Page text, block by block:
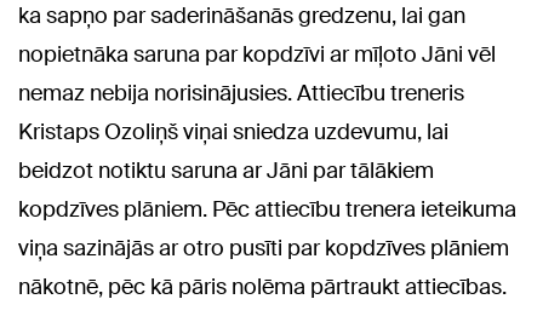
ka sapņo par saderināšanās gredzenu, lai gan
nopietnāka saruna par kopdzīvi ar mīļoto Jāni vēl
nemaz nebija norisinājusies.Attiecību treneris
Kristaps Ozoliņš viņai sniedza uzdevumu, lai
beidzot notiktu saruna ar Jāni par tālākiem
kopdzīves plāniem. Pēc attiecību trenera ieteikuma
viņa sazinājās ar otro pusīti par kopdzīves plāniem
nākotnē, pēc kā pāris nolēma pārtraukt attiecības.